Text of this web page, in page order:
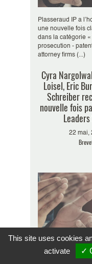
Plasseraud IP a
une nouvelle fois
dans la catégorie
prosecution -
attorney firms (...)
Cyra
Loisel, Eric
Schreiber
nouvelle fois
22 mai,
Plasseraud IP est
This site uses cookies
activate
✓